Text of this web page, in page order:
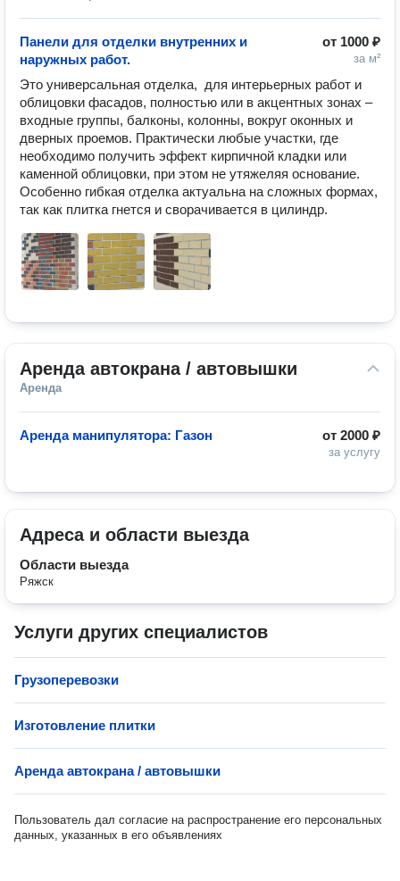
от 1000 ₽
за м²
Панели для отделки внутренних и
наружных работ.
Это универсальная отделка,  для интерьерных работ и
облицовки фасадов, полностью или в акцентных зонах –
входные группы, балконы, колонны, вокруг оконных и
дверных проемов. Практически любые участки, где
необходимо получить эффект кирпичной кладки или
каменной облицовки, при этом не утяжеляя основание.
Особенно гибкая отделка актуальна на сложных формах,
так как плитка гнется и сворачивается в цилиндр.
Аренда автокрана / автовышки
Аренда
от 2000 ₽
за услугу
Аренда манипулятора: Газон
Адреса и области выезда
Области выезда
Ряжск
Услуги других специалистов
Грузоперевозки
Изготовление плитки
Аренда автокрана / автовышки
Пользователь дал согласие на распространение его персональных
данных, указанных в его объявлениях